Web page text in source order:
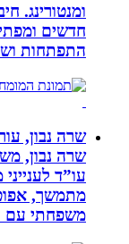
ומנטורינג.
חדשים ומפתיעים
התפתחות ושגשוג.
שרה נבון, עורכי
שרה נבון, משפטי
עו”ד לענייני
מתמשך,
משפחתי עם